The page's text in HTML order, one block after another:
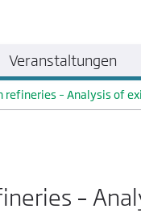
refineries – Analysis of
–
Veranstaltungen